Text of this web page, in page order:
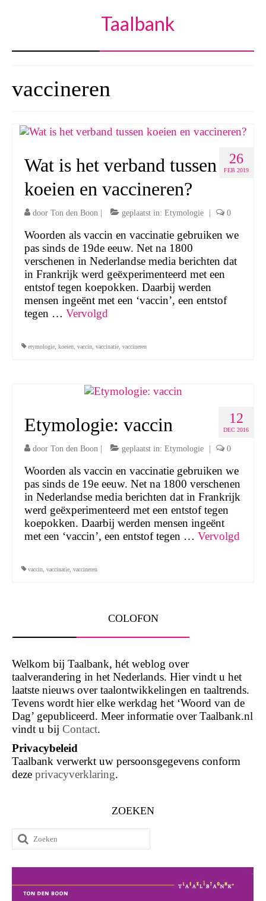
Taalbank
vaccineren
26
FEB 2019
Wat is het verband tussen
koeien en vaccineren?
door Ton den Boon | geplaatst in: Etymologie | 0
Woorden als vaccin en vaccinatie gebruiken we
pas sinds de 19de eeuw. Net na 1800
verschenen in Nederlandse media berichten dat
in Frankrijk werd geëxperimenteerd met een
entstof tegen koepokken. Daarbij werden
mensen ingeënt met een ‘vaccin’, een entstof
tegen … Vervolgd
etymologie koeien vaccin vaccinatie vaccineren
12
DEC 2016
Etymologie: vaccin
door Ton den Boon geplaatst in: Etymologie 0
Woorden als vaccin en vaccinatie gebruiken we
pas sinds de 19e eeuw. Net na 1800 verschenen
in Nederlandse media berichten dat in Frankrijk
werd geëxperimenteerd met een entstof tegen
koepokken. Daarbij werden mensen ingeënt
met een ‘vaccin’, een entstof tegen … Vervolgd
vaccin, vaccinatie, vaccineren
COLOFON
Welkom bij Taalbank, hét weblog over
taalverandering in het Nederlands. Hier vindt u het
laatste nieuws over taalontwikkelingen en taaltrends.
Tevens wordt hier elke werkdag het ‘Woord van de
Dag’ gepubliceerd. Meer informatie over Taalbank.nl
vindt u bij Contact.
Privacybeleid
Taalbank verwerkt uw persoonsgegevens conform
deze privacyverklaring.
ZOEKEN
Zoeken
naar: